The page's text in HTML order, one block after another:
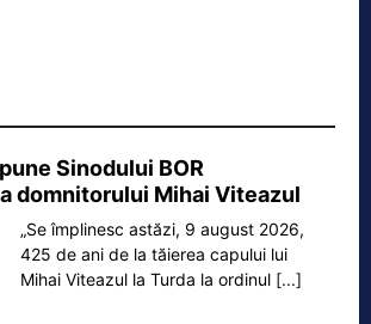
Sinodului BOR
domnitorului Mihai Viteazul
„Se împlinesc astăzi, 9 august 2026,
425 de ani de la tăierea capului lui
Mihai Viteazul la Turda la ordinul [...]